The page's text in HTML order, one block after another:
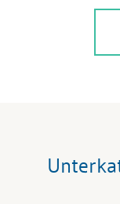
wird. Die